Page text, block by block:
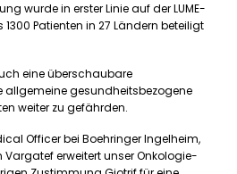
wurde in erster Linie auf der LUME-
1300 Patienten in 27 Ländern beteiligt
eine überschaubare
allgemeine gesundheitsbezogene
weiter zu gefährden.
Officer bei Boehringer Ingelheim,
erweitert unser Onkologie-